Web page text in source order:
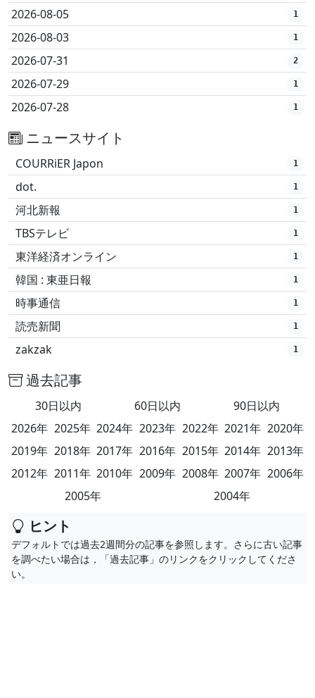
2026-08-05 1
2026-08-03 1
2026-07-31 2
2026-07-29 1
2026-07-28 1
ニュースサイト
COURRiER Japon 1
dot. 1
河北新報 1
TBSテレビ 1
東洋経済オンライン 1
韓国 : 東亜日報 1
時事通信 1
読売新聞 1
zakzak 1
過去記事
30日以内 60日以内
90日以内
2026年 2025年 2024年 2023年 2022年 2021年 2020年
2019年 2018年 2017年 2016年 2015年 2014年 2013年
2012年 2011年 2010年 2009年 2008年 2007年 2006年
2005年
2004年
ヒント
デフォルトでは過去2週間分の記事を参照します。さらに古い記事
を調べたい場合は，「過去記事」のリンクをクリックしてくださ
い。